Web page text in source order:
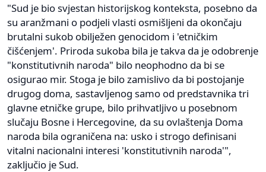
"Sud je bio svjestan historijskog konteksta, posebno da
su aranžmani o podjeli vlasti osmišljeni da okončaju
brutalni sukob obilježen genocidom i 'etničkim
čišćenjem'. Priroda sukoba bila je takva da je odobrenje
"konstitutivnih naroda" bilo neophodno da bi se
osigurao mir. Stoga je bilo zamislivo da bi postojanje
drugog doma, sastavljenog samo od predstavnika tri
glavne etničke grupe, bilo prihvatljivo u posebnom
slučaju Bosne i Hercegovine, da su ovlaštenja Doma
naroda bila ograničena na: usko i strogo definisani
vitalni nacionalni interesi 'konstitutivnih naroda'",
zaključio je Sud.